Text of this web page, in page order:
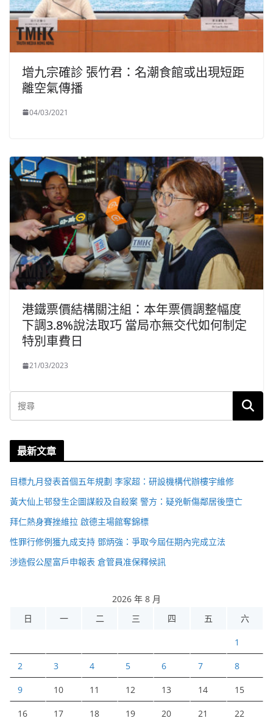
增九宗確診 張竹君：名潮食館或出現短距
離空氣傳播
04/03/2021
港鐵票價結構關注組：本年票價調整幅度
下調3.8%說法取巧 當局亦無交代如何制定
特別車費日
21/03/2023
最新文章
目標九月發表首個五年規劃 李家超：研設機構代辦樓宇維修
黃大仙上邨發生企圖謀殺及自殺案 警方：疑兇斬傷鄰居後墮亡
拜仁熱身賽挫維拉 啟德主場館奪錦標
性罪行修例獲九成支持 鄧炳強：爭取今屆任期內完成立法
涉造假公屋富戶申報表 倉管員准保釋候訊
2026 年 8 月
日
一 二 三 四 五 六
1
2 3 4 5 6 7 8
9 10 11 12 13 14 15
16 17 18 19 20 21 22